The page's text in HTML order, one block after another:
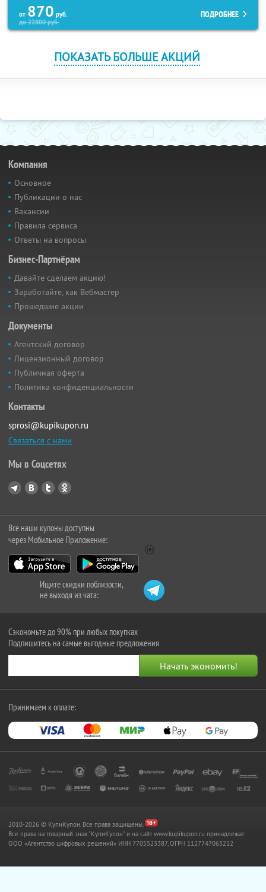
от 870 руб.
до22800руб.
ПОДРОБНЕЕ
ПОКАЗАТЬ БОЛЬШЕ АКЦИЙ
Компания
Основное
Публикации о нас
Вакансии
Правила сервиса
Ответы на вопросы
Бизнес-Партнёрам
Давайте сделаем акцию!
Заработайте, как Вебмастер
Прошедшие акции
Документы
Агентский договор
Лицензионный договор
Публичная оферта
Политика конфиденциальности
Контакты
sprosi@kupikupon.ru
Связаться с нами
Мы в Соцсетях
Все наши купоны доступны
через Мобильное Приложение:
Ищите скидки поблизости,
не выходя из чата:
Сэкономьте до 90% при любых покупках
Подпишитесь на самые выгодные предложения
Принимаем к оплате:
2010-2026 © КупиКупон. Все права защищены.
Все права на товарный знак "КупиКупон" и на сайт www.kupikupon.ru принадлежат
OOO «Агентство цифровых решений» ИНН 7705523387, ОГРН 1127747063212